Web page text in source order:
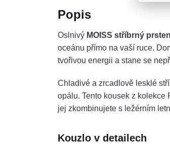
Popis
Oslnivý MOISS stříbrný
oceánu přímo na vaší ruce.
tvořivou energii a stane se
Chladivé a zrcadlově lesklé
opálu. Tento kousek z kolekce
jej zkombinujete s ležérním
Kouzlo v detailech